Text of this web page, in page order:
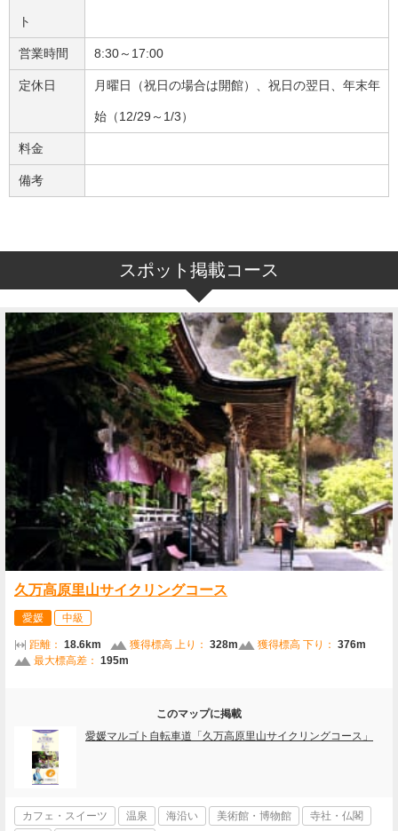
ト
営業時間 8:30～17:00
定休日 月曜日（祝日の場合は開館）、祝日の翌日、年末年
始（12/29～1/3）
料金
備考
スポット掲載コース
久万高原里山サイクリングコース
愛媛 中級
距離： 18.6km 獲得標高 上り： 328m 獲得標高 下り： 376m
最大標高差： 195m
このマップに掲載
愛媛マルゴト自転車道「久万高原里山サイクリングコース」
カフェ・スイーツ 温泉 海沿い 美術館・博物館
寺社・仏閣